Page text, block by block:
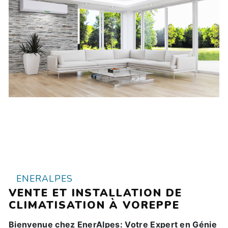
ENERALPES
VENTE ET INSTALLATION DE
CLIMATISATION À VOREPPE
Bienvenue chez EnerAlpes: Votre Expert en Génie